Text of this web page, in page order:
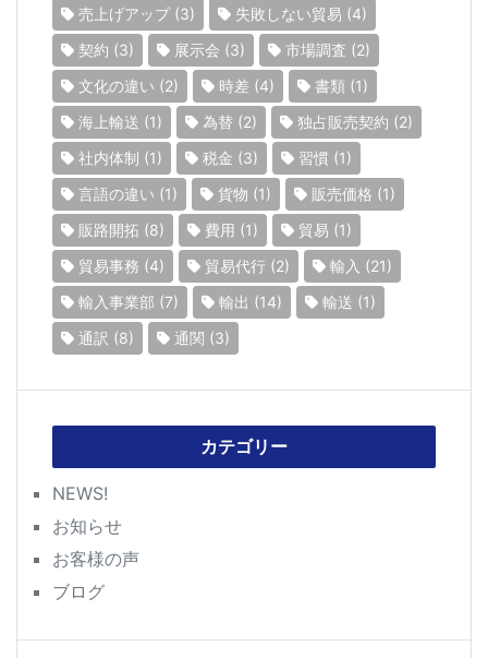
売上げアップ(3) 失敗しない貿易 (4)
契約 (3) 展示会 (3) 市場調査 (2)
文化の違い (2) 時差 (4) 書類 (1)
海上輸送 (1) 為替 (2) 独占販売契約 (2)
社内体制 (1) 税金 (3) 習慣 (1)
言語の違い (1) 貨物 (1) 販売価格 (1)
販路開拓 (8) 費用 (1) 貿易 (1)
貿易事務 (4) 貿易代行 (2) 輸入 (21)
輸入事業部 (7) 輸出 (14) 輸送 (1)
通訳 (8) 通関 (3)
カテゴリー
NEWS!
お知らせ
お客様の声
ブログ